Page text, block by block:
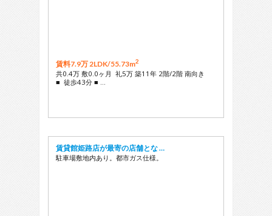
賃料7.9万 2LDK/55.73m2
共0.4万 敷0.0ヶ月 礼5万 築11年 2階/2階 南向き
■ 徒歩43分 ■ …
賃貸館姫路店が最寄の店舗とな …
駐車場敷地内あり。都市ガス仕様。